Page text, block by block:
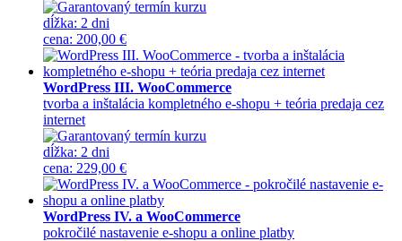
dĺžka: 2 dni
cena: 200,00 €
WordPress III. WooCommerce
tvorba a inštalácia kompletného e-shopu + teória predaja cez
internet
dĺžka: 2 dni
cena: 229,00 €
WordPress IV. a WooCommerce
pokročilé nastavenie e-shopu a online platby